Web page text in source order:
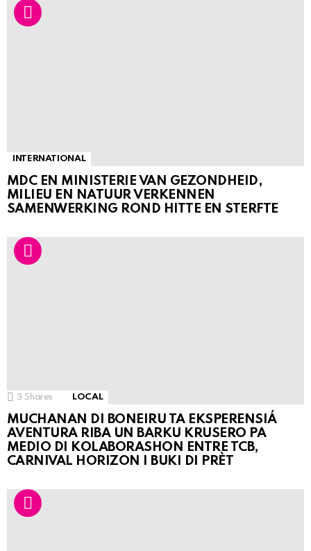
INTERNATIONAL
MDC EN MINISTERIE VAN GEZONDHEID,
MILIEU EN NATUUR VERKENNEN
SAMENWERKING ROND HITTE EN STERFTE
3 Shares LOCAL
MUCHANAN DI BONEIRU TA EKSPERENSIÁ
AVENTURA RIBA UN BARKU KRUSERO PA
MEDIO DI KOLABORASHON ENTRE TCB,
CARNIVAL HORIZON I BUKI DI PRÈT